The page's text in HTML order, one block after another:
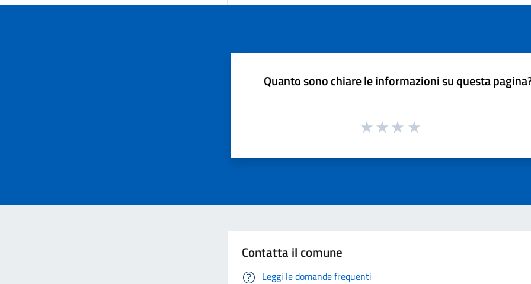
Quanto sono chiare le informazioni su questa
Contatta il comune
Leggi le domande frequenti